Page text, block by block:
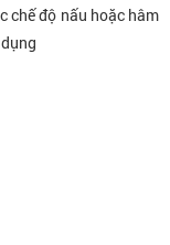
chế độ nấu hoặc hâm